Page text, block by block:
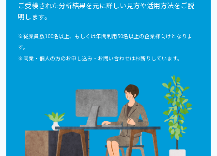
ご受検された分析結果を元に詳しい見方や活用方法をご説
明します。
※従業員数100名以上、もしくは年間利用50名以上の企業様向けとなりま
す。
※同業・個人の方のお申し込み・お問い合わせはお断りしています。